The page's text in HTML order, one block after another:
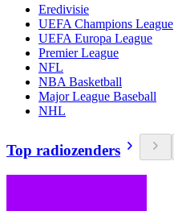
Eredivisie
UEFA Champions League
UEFA Europa League
Premier League
NFL
NBA Basketball
Major League Baseball
NHL
Top radiozenders